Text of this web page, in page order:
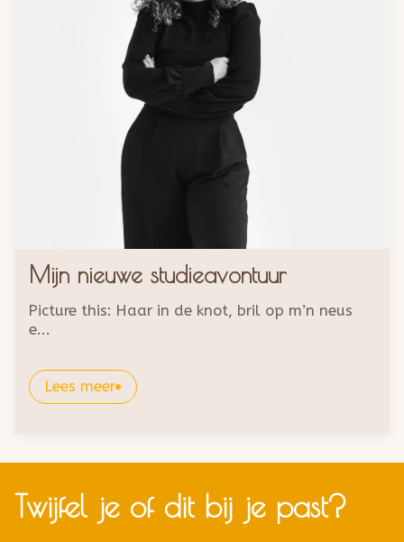
Mijn nieuwe studieavontuur
Picture this: Haar in de knot, bril op m’n neus
e...
Lees meer
Twijfel je of dit bij je past?